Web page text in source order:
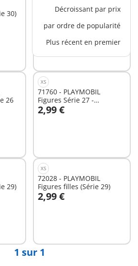
Décroissant par prix
par ordre de popularité
Plus récent en premier
30)
72140 - PLAYMOBIL
Figures filles (Série 30)
2,99 €
Au panier
26
XS
71760 - PLAYMOBIL
Figures Série 27 -
Personnages Garçons
2,99 €
Au panier
29)
XS
72028 - PLAYMOBIL
Figures filles (Série 29)
2,99 €
1 sur 1